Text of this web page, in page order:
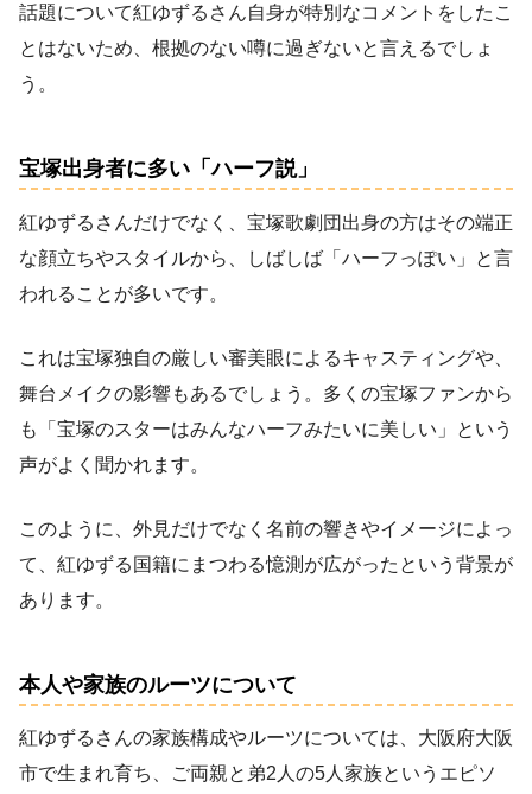
話題について紅ゆずるさん自身が特別なコメントをしたこ
とはないため、根拠のない噂に過ぎないと言えるでしょ
う。
宝塚出身者に多い「ハーフ説」
紅ゆずるさんだけでなく、宝塚歌劇団出身の方はその端正
な顔立ちやスタイルから、しばしば「ハーフっぽい」と言
われることが多いです。
これは宝塚独自の厳しい審美眼によるキャスティングや、
舞台メイクの影響もあるでしょう。多くの宝塚ファンから
も「宝塚のスターはみんなハーフみたいに美しい」という
声がよく聞かれます。
このように、外見だけでなく名前の響きやイメージによっ
て、紅ゆずる国籍にまつわる憶測が広がったという背景が
あります。
本人や家族のルーツについて
紅ゆずるさんの家族構成やルーツについては、大阪府大阪
市で生まれ育ち、ご両親と弟2人の5人家族というエピソ